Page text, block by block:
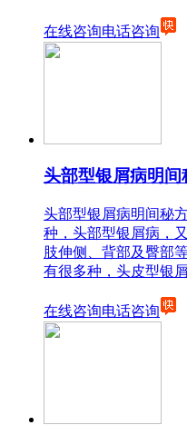
在线咨询电话咨询
头部型银屑病明间
头部型银屑病明间秘
种，头部型银屑病，
肢伸侧、背部及臀部
有很多种，头皮型银
在线咨询电话咨询